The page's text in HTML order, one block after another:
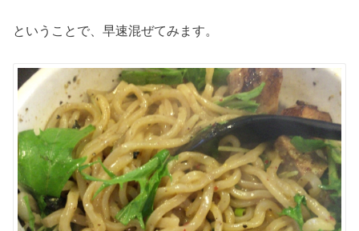
ということで、早速混ぜてみます。